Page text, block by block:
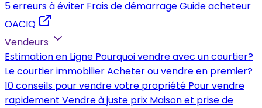
5 erreurs à éviter Frais de démarrageGuide acheteur
OACIQ
Vendeurs
Estimation en Ligne Pourquoi vendre avec un courtier?
Le courtier immobilierAcheter ou vendre en premier?
10 conseils pour vendre votre propriété Pour vendre
rapidement Vendre à juste prix Maison et prise de